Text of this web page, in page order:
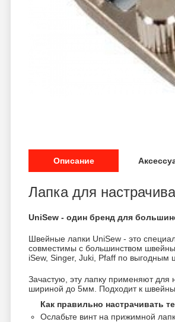
Описание
Лапка для
UniSew - один бренд для
Швейные лапки UniSew - это
совместимы с большинством
iSew, Singer, Juki, Pfaff по выгодным
Зачастую, эту лапку применяют для
шириной до 5мм. Подходит к
Как правильно настрачивать
Ослабьте винт на прижимной